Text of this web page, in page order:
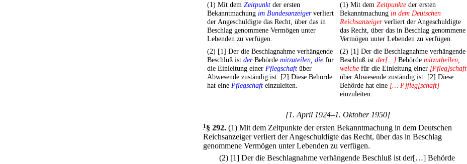
(1) Mit dem Zeitpunkt der ersten
Bekanntmachung im Bundesanzeigerverliert
der Angeschuldigte das Recht, über das in
Beschlag genommene Vermögen unter
Lebenden zu verfügen.
(1) Mit dem Zeitpunkte der ersten
Bekanntmachung in dem Deutschen
Reichsanzeigerverliert der Angeschuldigte
das Recht, über das in Beschlag genommene
Vermögen unter Lebenden zu verfügen.
(2) [1] Der die Beschlagnahme verhängende
Beschluß ist derBehörde mitzuteilen, die für
die Einleitung einer Pflegschaft über
Abwesende zuständig ist. [2] Diese Behörde
hat eine Pflegschaft einzuleiten.
(2) [1] Der die Beschlagnahme verhängende
Beschluß ist der[…] Behörde mitzutheilen,
welche für die Einleitung einer [Pfleg]schaft
über Abwesende zuständig ist. [2] Diese
Behörde hat eine [… P]fleg[schaft]
einzuleiten.
[1. April 1924–1. Oktober 1950]
1§ 292. (1) Mit dem Zeitpunkte der ersten Bekanntmachung in dem Deutschen
Reichsanzeiger verliert der Angeschuldigte das Recht, über das in Beschlag
genommene Vermögen unter Lebenden zu verfügen.
(2) [1] Der die Beschlagnahme verhängende Beschluß ist der[…] Behörde